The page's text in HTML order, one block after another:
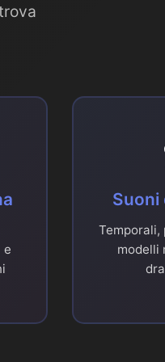
e
Suoni
Temporali,
modelli